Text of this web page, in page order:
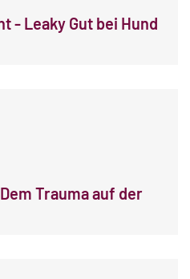
- Leaky Gut bei Hund
Trauma auf der